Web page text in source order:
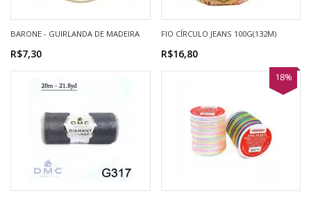
BARONE - GUIRLANDA DE MADEIRA
R$7,30
FIO CÍRCULO JEANS 100G(132M)
R$16,80
18%